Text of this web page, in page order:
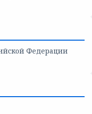
Федерации